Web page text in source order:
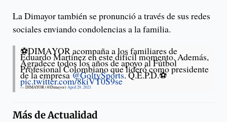
La Dimayor también se pronunció a través de sus redes
sociales enviando condolencias a la familia.
⚽️DIMAYOR acompaña a los familiares de
Eduardo Martínez en este difícil momento. Además,
Agradece todos los años de apoyo al Fútbol
Profesional Colombiano que lideró como presidente
de la empresa@GoltySports. Q.E.P.D.⚽️
pic.twitter.com/8kiVT0S9se
— DIMAYOR (@Dimayor) April 29, 2021
Más deActualidad